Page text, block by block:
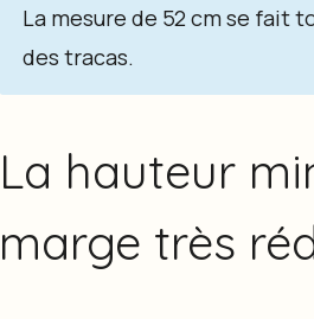
La mesure de 52 cm se fait
des tracas.
La hauteur
marge très